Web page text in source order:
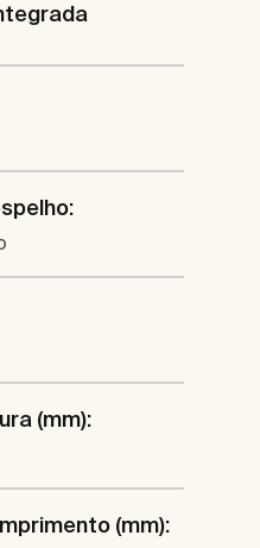
(mm):
(mm):